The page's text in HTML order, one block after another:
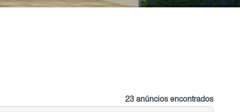
23 anúncios encontrados